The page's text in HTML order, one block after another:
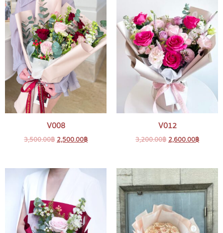
V008
3,500.00฿ 2,500.00฿
V012
3,200.00฿ 2,600.00฿